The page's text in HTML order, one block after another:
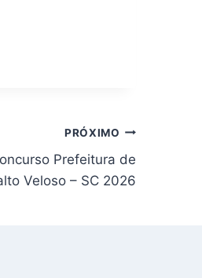
PRÓXIMO
Prefeitura de
Veloso – SC 2026